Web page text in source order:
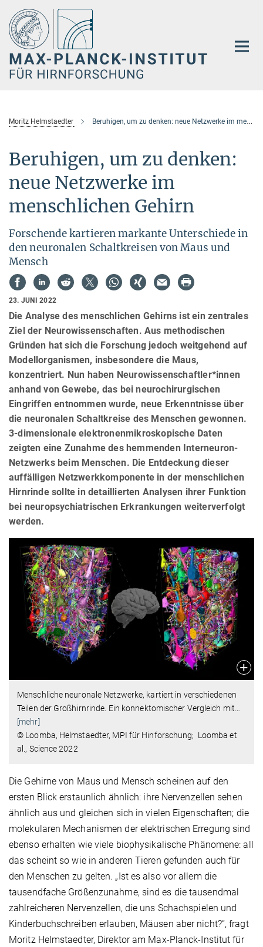
Hauptinhalt
Moritz Helmstaedter Beruhigen, um zu denken: neue Netzwerke im menschlichen Gehirn
Beruhigen, um zu denken:
neue Netzwerke im
menschlichen Gehirn
Forschende kartieren markante Unterschiede in
den neuronalen Schaltkreisen von Maus und
Mensch
23. JUNI 2022
Die Analyse des menschlichen Gehirns ist ein zentrales
Ziel der Neurowissenschaften. Aus methodischen
Gründen hat sich die Forschung jedoch weitgehend auf
Modellorganismen, insbesondere die Maus,
konzentriert. Nun haben Neurowissenschaftler*innen
anhand von Gewebe, das bei neurochirurgischen
Eingriffen entnommen wurde, neue Erkenntnisse über
die neuronalen Schaltkreise des Menschen gewonnen.
3-dimensionale elektronenmikroskopische Daten
zeigten eine Zunahme des hemmenden Interneuron-
Netzwerks beim Menschen. Die Entdeckung dieser
auffälligen Netzwerkkomponente in der menschlichen
Hirnrinde sollte in detaillierten Analysen ihrer Funktion
bei neuropsychiatrischen Erkrankungen weiterverfolgt
werden.
Menschliche neuronale Netzwerke, kartiert in verschiedenen
Teilen der Großhirnrinde. Ein konnektomischer Vergleich mit
[mehr]
© Loomba, Helmstaedter, MPI für Hinforschung; Loomba et
al., Science 2022
Die Gehirne von Maus und Mensch scheinen auf den
ersten Blick erstaunlich ähnlich: ihre Nervenzellen sehen
ähnlich aus und gleichen sich in vielen Eigenschaften; die
molekularen Mechanismen der elektrischen Erregung sind
ebenso erhalten wie viele biophysikalische Phänomene: all
das scheint so wie in anderen Tieren gefunden auch für
den Menschen zu gelten. „Ist es also vor allem die
tausendfache Größenzunahme, sind es die tausendmal
zahlreicheren Nervenzellen, die uns Schachspielen und
Kinderbuchschreiben erlauben, Mäusen aber nicht?“, fragt
Moritz Helmstaedter, Direktor am Max-Planck-Institut für